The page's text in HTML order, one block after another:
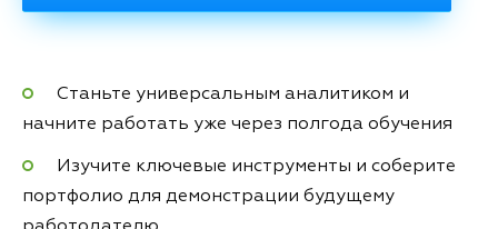
Станьте универсальным аналитиком и
начните работать уже через полгода обучения
Изучите ключевые инструменты и соберите
портфолио для демонстрации будущему